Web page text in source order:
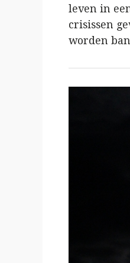
leven in
crisissen
worden